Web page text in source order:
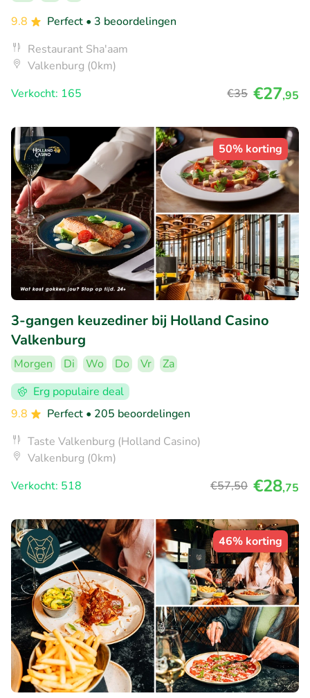
9.8
Perfect • 3 beoordelingen
Restaurant Sha'aam
Valkenburg (0km)
Verkocht: 165
€35 €27,95
50% korting
3-gangen keuzediner bij Holland Casino
Valkenburg
Morgen Di Wo Do Vr
Za
Erg populaire deal
9.8
Perfect • 205 beoordelingen
Taste Valkenburg (Holland Casino)
Valkenburg (0km)
Verkocht: 518
€57,50 €28,75
46% korting